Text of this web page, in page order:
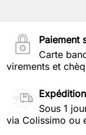
Paiement
Carte
virements et
Sous 1
via Colissimo ou